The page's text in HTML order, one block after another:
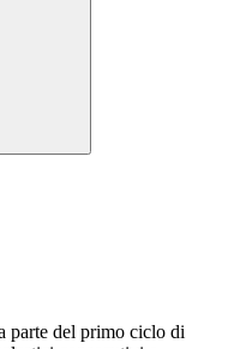
parte del primo ciclo di